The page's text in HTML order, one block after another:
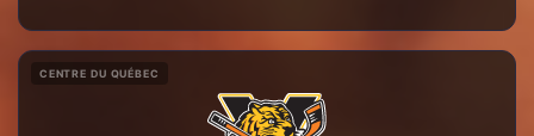
CENTRE DU QUÉBEC